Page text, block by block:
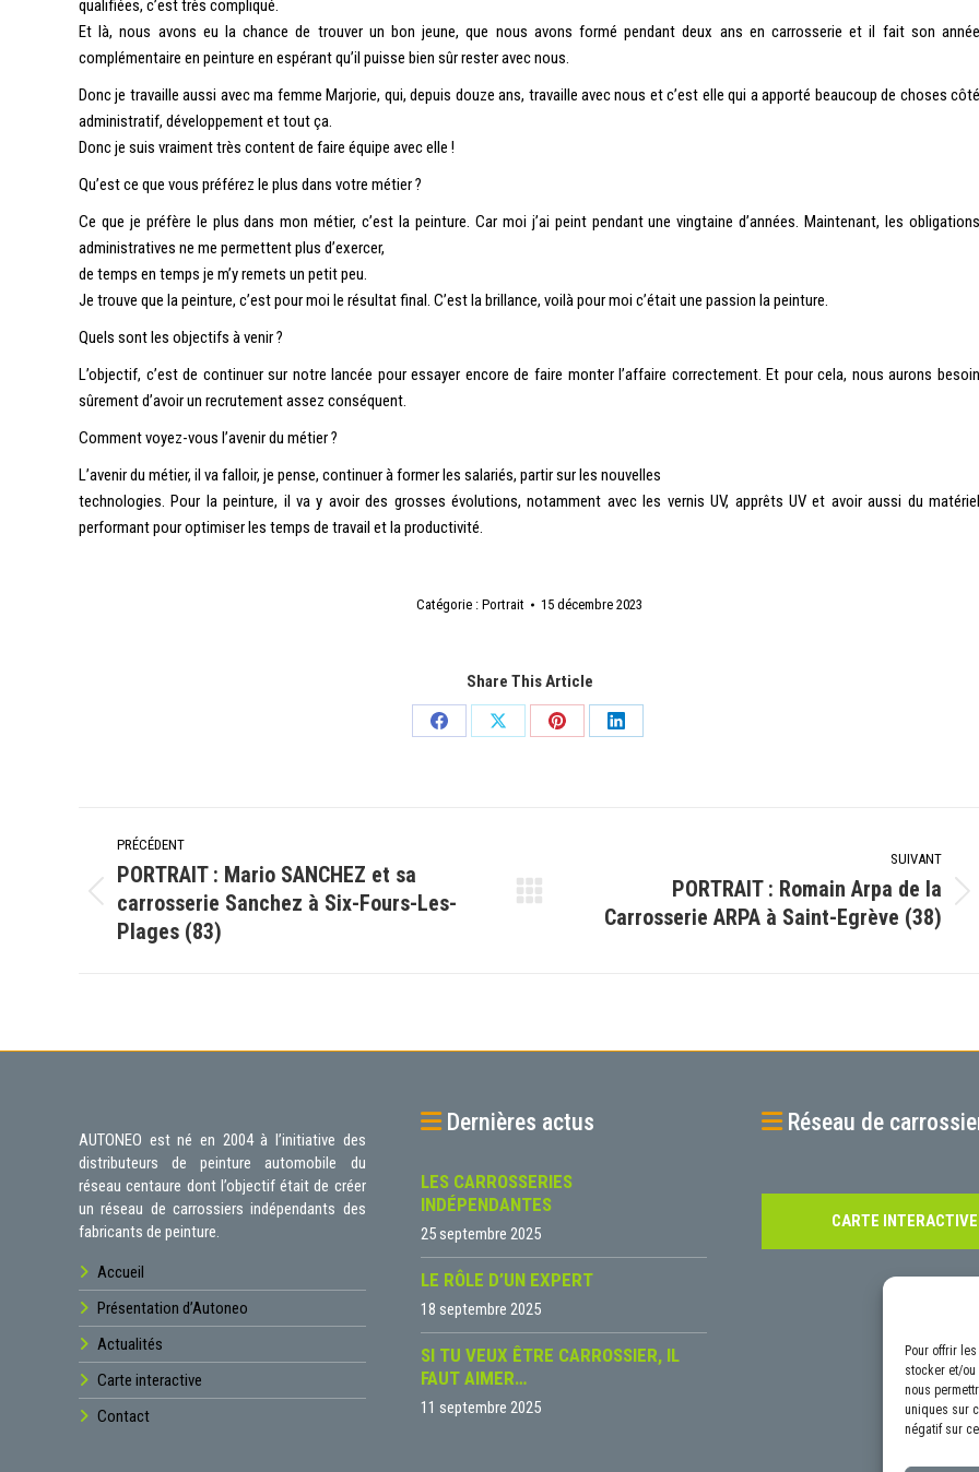
Pour offrir
stocker et/
nous
uniques sur
négatif sur
qualifiées, c’est très compliqué.
Et là, nous avons eu la chance de trouver un bon jeune, que nous avons formé pendant deux ans en carrosserie et il fait son année
complémentaire en peinture en espérant qu’il puisse bien sûr rester avec nous.
Donc je travaille aussi avec ma femme Marjorie, qui, depuis douze ans, travaille avec nous et c’est elle qui a apporté beaucoup de choses côté
administratif, développement et tout ça.
Donc je suis vraiment très content de faire équipe avec elle !
Qu’est ce que vous préférez le plus dans votre métier ?
Ce que je préfère le plus dans mon métier, c’est la peinture. Car moi j’ai peint pendant une vingtaine d’années. Maintenant, les obligations
administratives ne me permettent plus d’exercer,
de temps en temps je m’y remets un petit peu.
Je trouve que la peinture, c’est pour moi le résultat final. C’est la brillance, voilà pour moi c’était une passion la peinture.
Quels sont les objectifs à venir ?
L’objectif, c’est de continuer sur notre lancée pour essayer encore de faire monter l’affaire correctement. Et pour cela, nous aurons besoin
sûrement d’avoir un recrutement assez conséquent.
Comment voyez-vous l’avenir du métier ?
L’avenir du métier, il va falloir, je pense, continuer à former les salariés, partir sur les nouvelles
technologies. Pour la peinture, il va y avoir des grosses évolutions, notamment avec les vernis UV, apprêts UV et avoir aussi du matériel
performant pour optimiser les temps de travail et la productivité.
Catégorie : Portrait 15 décembre 2023
Share This Article
PartagerPartagerPartagerPartager
Navigation
article
PRÉCÉDENT
Article
précédent
PORTRAIT : Mario SANCHEZ et sa
carrosserie Sanchez à Six-Fours-Les-
Plages (83)
SUIVANT
suivant
PORTRAIT : Romain Arpa de la
Carrosserie ARPA à Saint-Egrève (38)
AUTONEO est né en 2004 à l’initiative des
distributeurs de peinture automobile du
réseau centaure dont l’objectif était de créer
un réseau de carrossiers indépendants des
fabricants de peinture.
Accueil
Présentation d’Autoneo
Actualités
Carte interactive
Contact
Dernières actus
LES CARROSSERIES
INDÉPENDANTES
25 septembre 2025
LE RÔLE D’UN EXPERT
18 septembre 2025
SI TU VEUX ÊTRE CARROSSIER, IL
FAUT AIMER…
11 septembre 2025
Réseau de
CARTE INTERACTIVE